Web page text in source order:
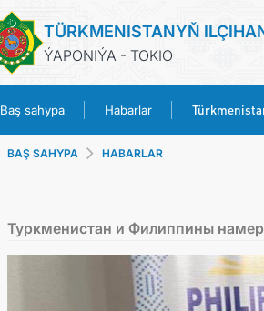
TÜRKMENISTANYŇ
ÝAPONIÝA - TOKIO
Baş sahypa Habarlar
BAŞ SAHYPA HABARLAR
Туркменистан и Филиппины